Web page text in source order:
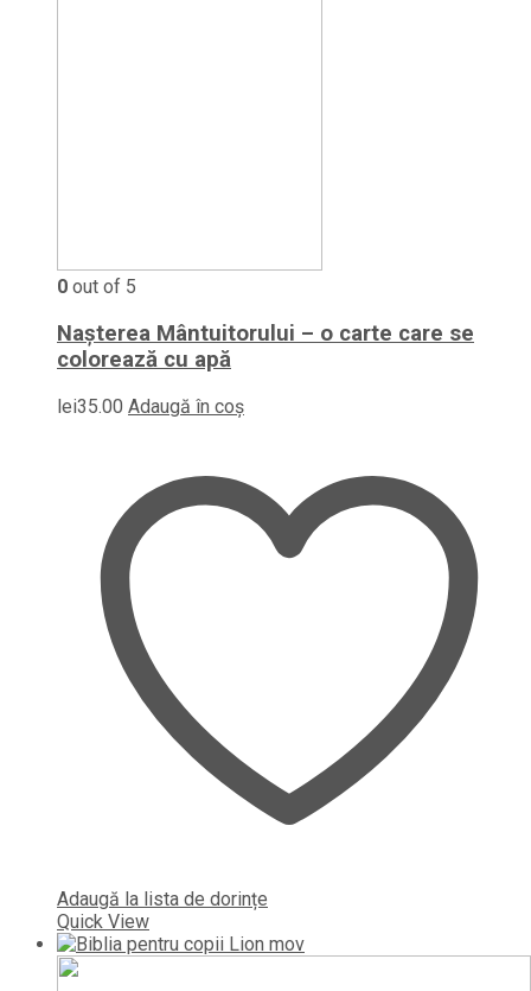
0 out of 5
Nașterea Mântuitorului – o carte care se
colorează cu apă
lei35.00 Adaugă în coș
Adaugă la lista de dorințe
Quick View